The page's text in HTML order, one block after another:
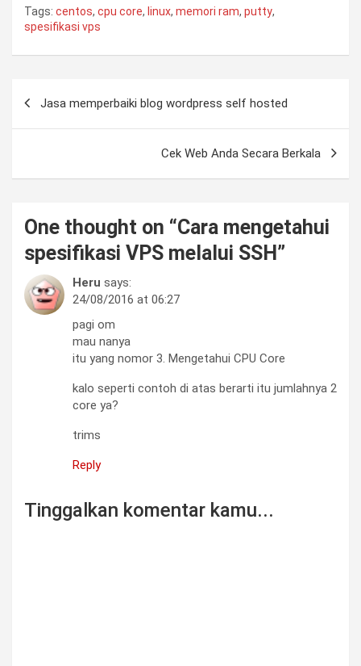
Tags: centos, cpu core, linux, memori ram, putty,
spesifikasi vps
navigation
Jasa memperbaiki blog wordpress self hosted
Cek Web Anda Secara Berkala
One thought on “Cara mengetahui
spesifikasi VPS melalui SSH ”
Heru says:
24/08/2016 at 06:27
pagi om
mau nanya
itu yang nomor 3. Mengetahui CPU Core
kalo seperti contoh di atas berarti itu jumlahnya 2
core ya?
trims
Reply
Tinggalkan komentar kamu...